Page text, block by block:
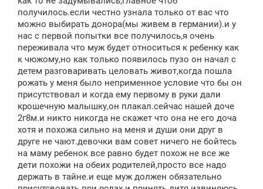
получилось.если честно узнала только от вас что
можно выбирать донора(мы живем в германии).и у
нас с первой попытки все получилось,я очень
переживала что муж будет относиться к ребенку как
к чюжому,но как только появилось пузо он начал с
детем разговаривать целовать живот,когда пошла
рожать у меня было неприменное условие что бы он
присутствовал и когда ему первому в руки дали
крошечную малышку,он плакал.сейчас нашей доче
2г8м.и никто никогда не скажет что она не его доча
хотя и похожа сильно на меня и души они друг в
друге не чают.девочки вам совет ничего не бойтесь
на маму ребенок все равно будет похож не все же
дети похожи на обеих родителей,просто все надо
держать в тайне.и еще муж должен обязательно